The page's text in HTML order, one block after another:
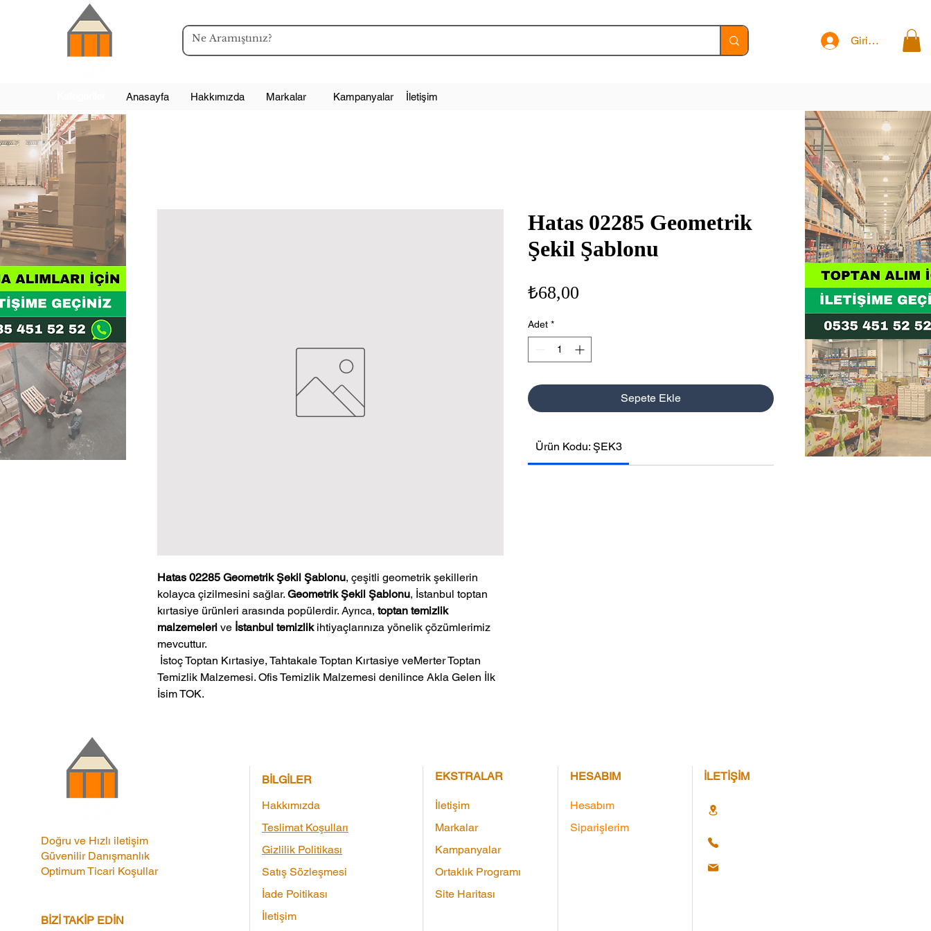
Giriş Yap
Anasayfa Hakkımızda Markalar Kampanyalar İletişim
Hatas 02285 Geometrik Şekil Şablonu, çeşitli geometrik şekillerin
kolayca çizilmesini sağlar. Geometrik Şekil Şablonu, İstanbul toptan
kırtasiye ürünleri arasında popülerdir. Ayrıca, toptan temizlik
malzemeleri ve İstanbul temizlikihtiyaçlarınıza yönelik çözümlerimiz
mevcuttur.
Temizlik Malzemesi. Ofis Temizlik Malzemesi denilince Akla Gelen İlk
İsim TOK.
Hatas 02285 Geometrik
Şekil Şablonu
₺68,00
Adet *
Sepete Ekle
Ürün Kodu: ŞEK3
Doğru ve Hızlı iletişim
Güvenilir Danışmanlık
Optimum Ticari Koşullar
BİZİ TAKİP EDİN
BİLGİLER
Hakkımızda
Teslimat Koşulları
Gizlilik Politikası
Satış Sözleşmesi
İade Poitikası
İletişim
EKSTRALAR
İletişim
Markalar
Kampanyalar
Ortaklık Programı
Site Haritası
HESABIM
Hesabım
Siparişlerim
İLETİŞİM